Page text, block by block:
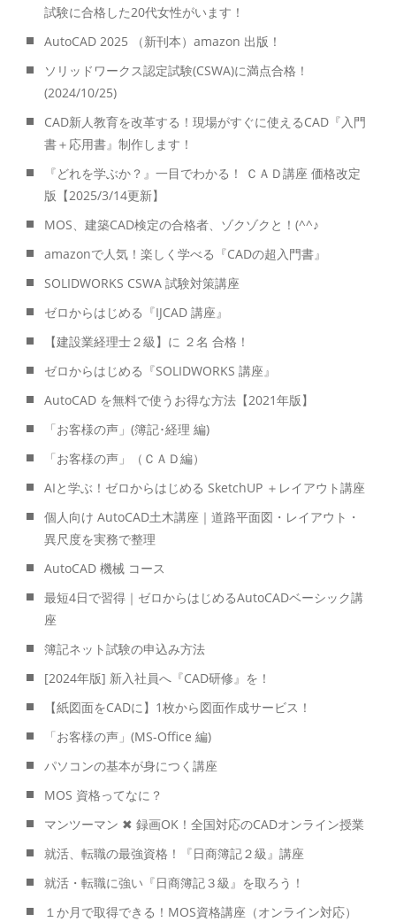
試験に合格した20代女性がいます！
AutoCAD 2025 （新刊本）amazon 出版！
ソリッドワークス認定試験(CSWA)に満点合格！
(2024/10/25)
CAD新人教育を改革する！現場がすぐに使えるCAD『入門
書＋応用書』制作します！
『どれを学ぶか？』一目でわかる！ ＣＡＤ講座 価格改定
版【2025/3/14更新】
MOS、建築CAD検定の合格者、ゾクゾクと！(^^♪
amazonで人気！楽しく学べる『CADの超入門書』
SOLIDWORKS CSWA 試験対策講座
ゼロからはじめる『IJCAD 講座』
【建設業経理士２級】に ２名 合格！
ゼロからはじめる『SOLIDWORKS 講座』
AutoCAD を無料で使うお得な方法【2021年版】
「お客様の声」(簿記･経理 編)
「お客様の声」（ＣＡＤ編）
AIと学ぶ！ゼロからはじめる SketchUP ＋レイアウト講座
個人向け AutoCAD土木講座｜道路平面図・レイアウト・
異尺度を実務で整理
AutoCAD 機械 コース
最短4日で習得｜ゼロからはじめるAutoCADベーシック講
座
簿記ネット試験の申込み方法
[2024年版] 新入社員へ『CAD研修』を！
【紙図面をCADに】1枚から図面作成サービス！
「お客様の声」(MS-Office 編)
パソコンの基本が身につく講座
MOS 資格ってなに？
マンツーマン ✖ 録画OK！全国対応のCADオンライン授業
就活、転職の最強資格！『日商簿記２級』講座
就活・転職に強い『日商簿記３級』を取ろう！
１か月で取得できる！MOS資格講座（オンライン対応）